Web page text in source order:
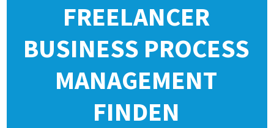
FREELANCER
BUSINESS PROCESS
MANAGEMENT
FINDEN